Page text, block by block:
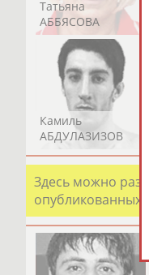
Татьяна
АББЯСОВА
Камиль
АБДУЛАЗИЗОВ
Здесь можно
опубликованных
Зураб